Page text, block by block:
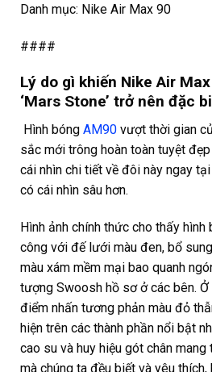
Danh mục: Nike Air Max 90
####
Lý do gì khiến Nike Air
‘Mars Stone’ trở nên đặc
Hình bóng AM90 vượt thời gian
sắc mới trông hoàn toàn tuyệt
cái nhìn chi tiết về đôi này ngay
có cái nhìn sâu hơn.
Hình ảnh chính thức cho thấy
công với đế lưới màu đen, bổ
màu xám mềm mại bao quanh
tượng Swoosh hồ sơ ở các bên. Ở
điểm nhấn tương phản màu đỏ
hiện trên các thành phần nổi bật
cao su và huy hiệu gót chân
mà chúng ta đều biết và yêu